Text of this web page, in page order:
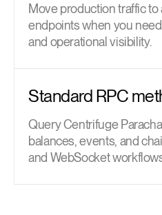
Move production traffic
endpoints when you
and operational visibility.
Standard RPC
Query Centrifuge
balances, events, and
and WebSocket